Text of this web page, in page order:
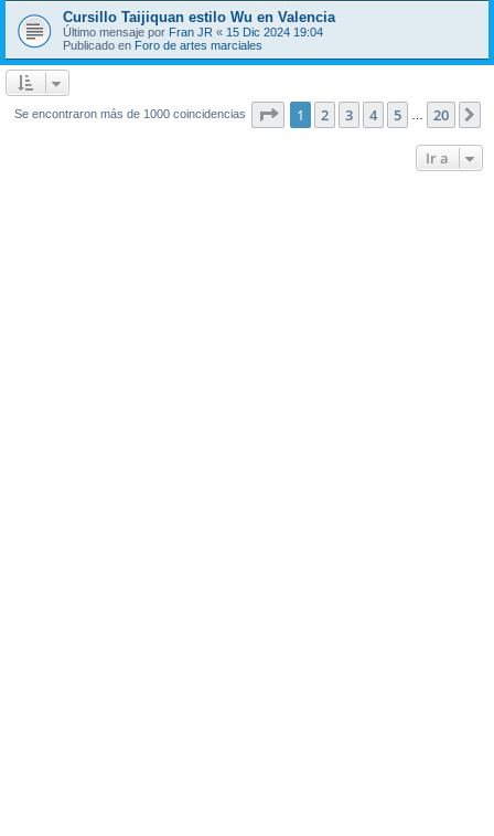
Cursillo Taijiquan estilo Wu en Valencia
Último mensaje por Fran JR « 15 Dic 2024 19:04
Publicado en Foro de artes marciales
Se encontraron más de 1000 coincidencias Página de 20
1 2 3 4 5 20
Ir a